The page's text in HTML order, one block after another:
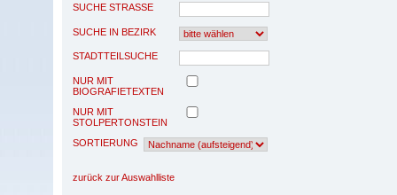
SUCHE STRASSE
SUCHE IN BEZIRK
STADTTEILSUCHE
NUR MIT
BIOGRAFIETEXTEN
NUR MIT
STOLPERTONSTEIN
SORTIERUNG
zurück zur Auswahlliste